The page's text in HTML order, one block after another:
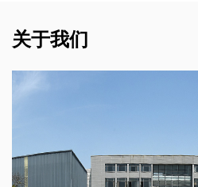
关于我们